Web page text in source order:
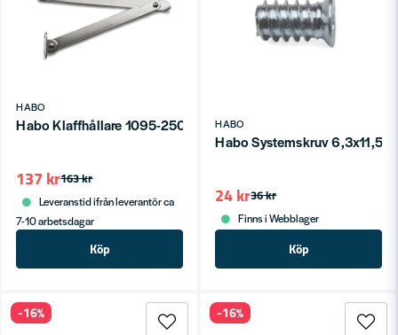
HABO
Habo Klaffhållare 1095-250 Stål Förn SB
163 kr
137 kr
Leveranstid ifrån leverantör ca
7-10 arbetsdagar
Köp
HABO
Habo Systemskruv
36 kr
24 kr
Finns i Webblager
Köp
-16% -16%